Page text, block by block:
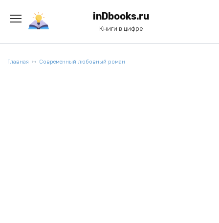
содержанию
inDbooks.ru
Книги в цифре
Главная Современный любовный роман